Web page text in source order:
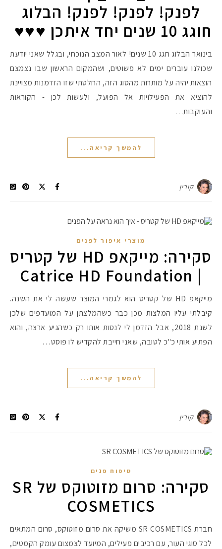
לפנק! לפנק! לפנק! הבלוג
חוגג 10 שנים יחד איתכן ♥♥♥ ​
בינואר הבלוג חגג 10 שנים! לאור המצב הנוכחי, ובגלל שאני יודעת
שכולנו עוברים ימים לא פשוטים, ושהמקום הראשון שבו נצמצם
הוצאות יהיה על מותרות מהסוג הזה, החלטתי שזו הזדמנות מצויינת
להוציא את הפעילויות אל הפועל, ולעשות לכן - הקוראות
והעוקבות…
להמשך קריאה...
קורין
מוצרי איפור לפנים
סקירה: מייקאפ HD של קטריס
| Catrice HD Foundation
מייקאפ HD של קטריס הוא לגמרי המוצר שעשה לי את השנה.
קיבלתי עליו המלצות מכן כבר כשהמלצתן על המועדפים שלכן
לשנת 2018, אבל הזדמן לי לנסות אותו רק כשהגיע ארצה, והוא
הפתיע אותי כ"כ לטובה, שאני חייבת להקדיש לו פוסט…
להמשך קריאה...
קורין
טיפוח פנים
סקירה: סרום מזוטוקס של SR
COSMETICS
חברת SR COSMETICS משיקה את סרום מזוטוקס, סרום המתאים
לכל סוגי העור, עם רכיבים פעילים, המיועד לצמצום עומק הקמטים,